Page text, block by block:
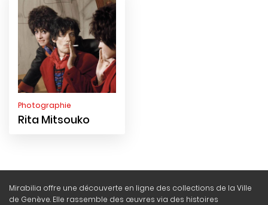
Photographie
Rita Mitsouko
Mirabilia offre une découverte en ligne des collections de la Ville
de Genève. Elle rassemble des œuvres via des histoires